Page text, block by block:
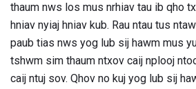
thaum nws los mus nrhiav tau ib qho
hniav nyiaj hniav kub. Rau ntau tus
paub tias nws yog lub sij hawm mus
tshwm sim thaum ntxov caij nplooj
caij ntuj sov. Qhov no kuj yog lub sij